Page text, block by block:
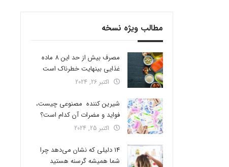
مطالب ویژه نسخه
مصرف بیش از حد این 8 ماده
غذایی بینهایت خطرناک است
اکتبر 26, 2024
شیرین کننده مصنوعی چیست،
فواید و مضرات آن کدام است؟
اکتبر 25, 2024
14 دلیلی که نشان می‌دهد چرا
شما همیشه گرسنه هستید